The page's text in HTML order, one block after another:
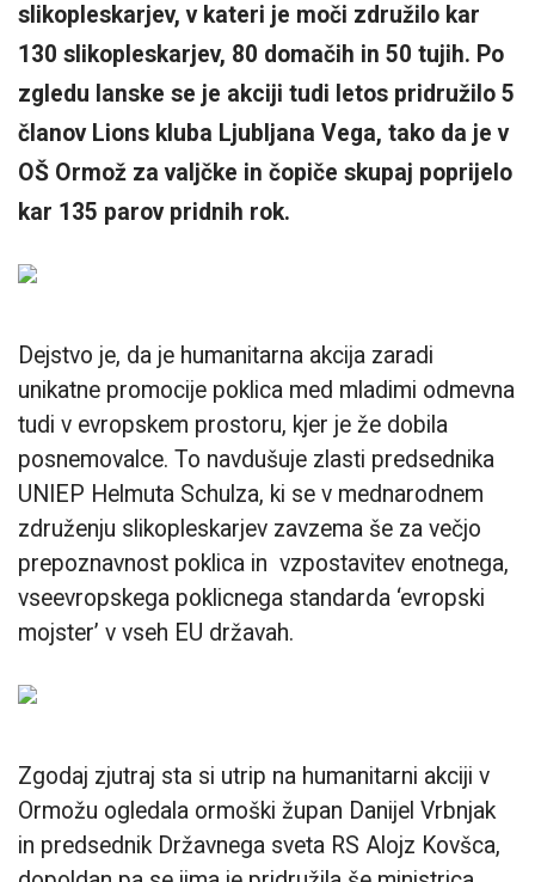
slikopleskarjev, v kateri je moči združilo kar
130 slikopleskarjev, 80 domačih in 50 tujih. Po
zgledu lanske se je akciji tudi letos pridružilo 5
članov Lions kluba Ljubljana Vega, tako da je v
OŠ Ormož za valjčke in čopiče skupaj poprijelo
kar 135 parov pridnih rok.
Dejstvo je, da je humanitarna akcija zaradi
unikatne promocije poklica med mladimi odmevna
tudi v evropskem prostoru, kjer je že dobila
posnemovalce. To navdušuje zlasti predsednika
UNIEP Helmuta Schulza, ki se v mednarodnem
združenju slikopleskarjev zavzema še za večjo
prepoznavnost poklica in vzpostavitev enotnega,
vseevropskega poklicnega standarda ‘evropski
mojster’ v vseh EU državah.
Zgodaj zjutraj sta si utrip na humanitarni akciji v
Ormožu ogledala ormoški župan Danijel Vrbnjak
in predsednik Državnega sveta RS Alojz Kovšca,